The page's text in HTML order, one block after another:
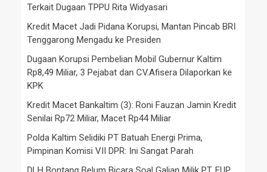
Terkait Dugaan TPPU Rita Widyasari
Kredit Macet Jadi Pidana Korupsi, Mantan Pincab BRI
Tenggarong Mengadu ke Presiden
Dugaan Korupsi Pembelian Mobil Gubernur Kaltim
Rp8,49 Miliar, 3 Pejabat dan CV.Afisera Dilaporkan ke
KPK
Kredit Macet Bankaltim (3): Roni Fauzan Jamin Kredit
Senilai Rp72 Miliar, Macet Rp44 Miliar
Polda Kaltim Selidiki PT Batuah Energi Prima,
Pimpinan Komisi VII DPR: Ini Sangat Parah